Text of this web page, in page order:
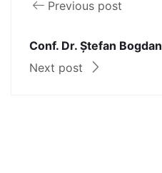
Previous post
Conf. Dr. Ștefan Bogdan
Next post